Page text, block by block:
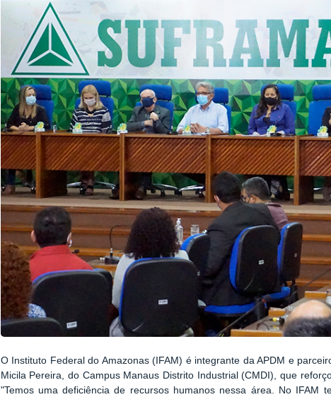
O Instituto Federal do Amazonas (IFAM) é integrante da APDM e
Micila Pereira, do Campus Manaus Distrito Industrial (CMDI), que
"Temos uma deficiência de recursos humanos nessa área. No